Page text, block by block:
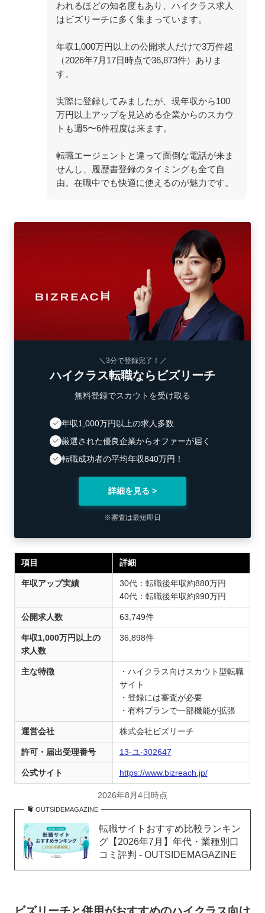
われるほどの知名度もあり、ハイクラス求人
はビズリーチに多く集まっています。
年収1,000万円以上の公開求人だけで3万件超
（2026年7月17日時点で36,873件）ありま
す。
実際に登録してみましたが、現年収から100
万円以上アップを見込める企業からのスカウ
トも週5〜6件程度は来ます。
転職エージェントと違って面倒な電話が来ま
せんし、履歴書登録のタイミングも全て自
由。在職中でも快適に使えるのが魅力です。
＼3分で登録完了！／
ハイクラス転職ならビズリーチ
無料登録でスカウトを受け取る
年収1,000万円以上の求人多数
厳選された優良企業からオファーが届く
転職成功者の平均年収840万円！
詳細を見る >
※審査は最短即日
項目 詳細
年収アップ実績
30代：転職後年収約880万円
40代：転職後年収約990万円
公開求人数 63,749件
年収1,000万円以上の
求人数
36,898件
主な特徴
・ハイクラス向けスカウト型転職
サイト
・登録には審査が必要
・有料プランで一部機能が拡張
運営会社 株式会社ビズリーチ
許可・届出受理番号 13-ユ-302647
公式サイト https://www.bizreach.jp/
2026年8月4日時点
OUTSIDEMAGAZINE
転職サイトおすすめ比較ランキン
グ【2026年7月】年代・業種別口
コミ評判 - OUTSIDEMAGAZINE